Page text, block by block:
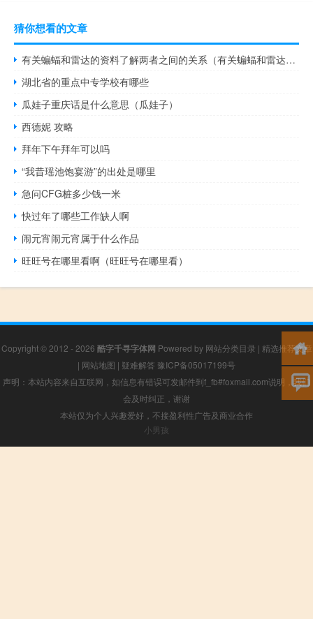
猜你想看的文章
有关蝙蝠和雷达的资料了解两者之间的关系（有关蝙蝠和雷达的资料）
湖北省的重点中专学校有哪些
瓜娃子重庆话是什么意思（瓜娃子）
西德妮 攻略
拜年下午拜年可以吗
“我昔瑶池饱宴游”的出处是哪里
急问CFG桩多少钱一米
快过年了哪些工作缺人啊
闹元宵闹元宵属于什么作品
旺旺号在哪里看啊（旺旺号在哪里看）
Copyright © 2012 - 2026 酷字千寻字体网 Powered by 网站分类目录 | 精选推荐文章
| 网站地图 | 疑难解答 豫ICP备05017199号
声明：本站内容来自互联网，如信息有错误可发邮件到f_fb#foxmail.com说明，我们
会及时纠正，谢谢
本站仅为个人兴趣爱好，不接盈利性广告及商业合作
小男孩